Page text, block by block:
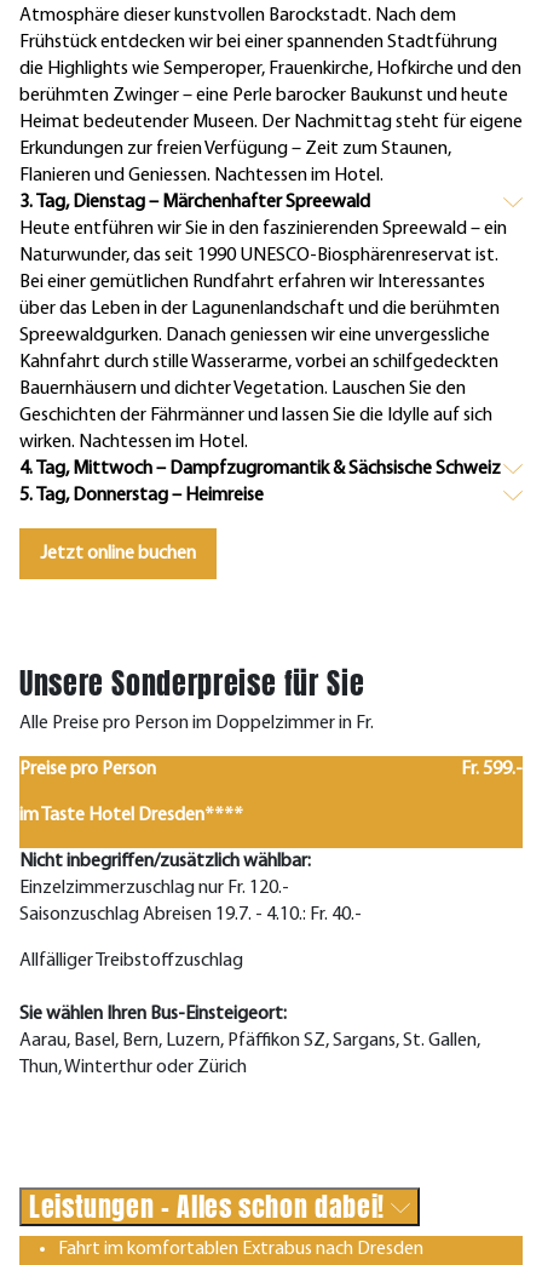
Atmosphäre dieser kunstvollen Barockstadt. Nach dem
Frühstück entdecken wir bei einer spannenden Stadtführung
die Highlights wie Semperoper, Frauenkirche, Hofkirche und den
berühmten Zwinger – eine Perle barocker Baukunst und heute
Heimat bedeutender Museen. Der Nachmittag steht für eigene
Erkundungen zur freien Verfügung – Zeit zum Staunen,
Flanieren und Geniessen. Nachtessen im Hotel.
3. Tag, Dienstag – Märchenhafter Spreewald
Heute entführen wir Sie in den faszinierenden Spreewald – ein
Naturwunder, das seit 1990 UNESCO-Biosphärenreservat ist.
Bei einer gemütlichen Rundfahrt erfahren wir Interessantes
über das Leben in der Lagunenlandschaft und die berühmten
Spreewaldgurken. Danach geniessen wir eine unvergessliche
Kahnfahrt durch stille Wasserarme, vorbei an schilfgedeckten
Bauernhäusern und dichter Vegetation. Lauschen Sie den
Geschichten der Fährmänner und lassen Sie die Idylle auf sich
wirken. Nachtessen im Hotel.
4. Tag, Mittwoch – Dampfzugromantik & Sächsische Schweiz
5. Tag, Donnerstag – Heimreise
Jetzt online buchen
Unsere Sonderpreise für Sie
Alle Preise pro Person im Doppelzimmer in Fr.
Preise pro Person Fr. 599.-
im Taste Hotel Dresden****
Nicht inbegriffen/zusätzlich wählbar:
Einzelzimmerzuschlag nur Fr. 120.-
Saisonzuschlag Abreisen 19.7. - 4.10.: Fr. 40.-
Allfälliger Treibstoffzuschlag
Sie wählen Ihren Bus-Einsteigeort:
Aarau, Basel, Bern, Luzern, Pfäffikon SZ, Sargans, St. Gallen,
Thun, Winterthur oder Zürich
Leistungen - Alles schon dabei!
Fahrt im komfortablen Extrabus nach Dresden